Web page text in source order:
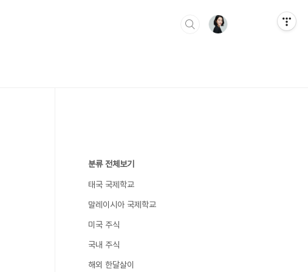
분류 전체보기
태국 국제학교
말레이시아 국제학교
미국 주식
국내 주식
해외 한달살이